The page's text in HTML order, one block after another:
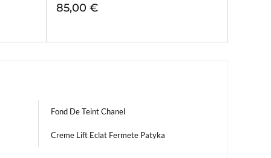
85,00 €
Fond De Teint Chanel
Creme Lift Eclat Fermete Patyka